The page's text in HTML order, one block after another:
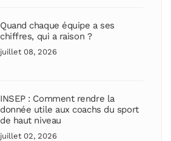
Quand chaque équipe a ses
chiffres, qui a raison ?
juillet 08, 2026
INSEP : Comment rendre la
donnée utile aux coachs du sport
de haut niveau
juillet 02, 2026